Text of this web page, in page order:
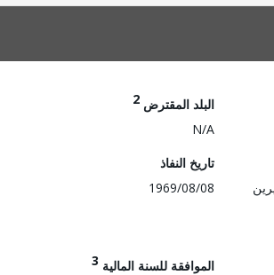
البلد المقترض 2
N/A
تاريخ النفاذ
1969/08/08
الموافقة للسنة المالية 3